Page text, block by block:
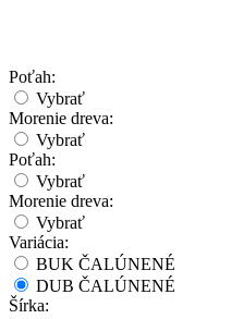
Poťah:
Vybrať
Morenie dreva:
Vybrať
Poťah:
Vybrať
Morenie dreva:
Vybrať
Variácia:
BUK ČALÚNENÉ
DUB ČALÚNENÉ
Šírka: